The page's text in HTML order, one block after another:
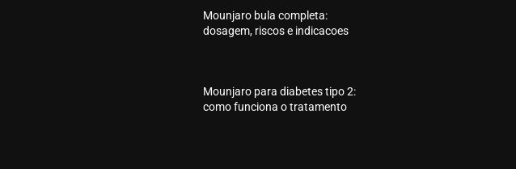
Mounjaro bula completa:
dosagem, riscos e indicacoes
Mounjaro para diabetes tipo 2:
como funciona o tratamento